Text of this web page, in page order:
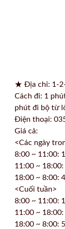
★ Địa chỉ: 1-
Cách đi: 1
phút đi bộ từ
Điện thoại:
Giá cả:
<Các ngày
8:00 ~ 11:00:
11:00 ~
18:00 ~ 8:00:
<Cuối tuần>
8:00 ~ 11:00:
11:00 ~
18:00 ~ 8:00: